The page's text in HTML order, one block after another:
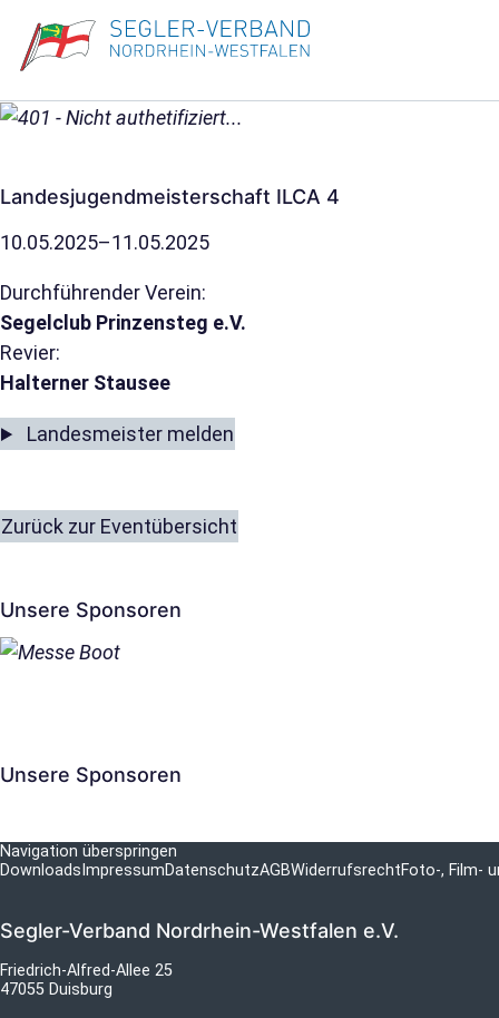
Landesjugendmeisterschaft ILCA 4
10.05.2025–11.05.2025
Durchführender Verein:
Segelclub Prinzensteg e.V.
Revier:
Halterner Stausee
Landesmeister melden
Zurück zur Eventübersicht
Unsere Sponsoren
Unsere Sponsoren
Navigation überspringen
Downloads ImpressumDatenschutzAGBWiderrufsrechtFoto-, Film-
Segler-Verband Nordrhein-Westfalen e.V.
Friedrich-Alfred-Allee 25
47055 Duisburg